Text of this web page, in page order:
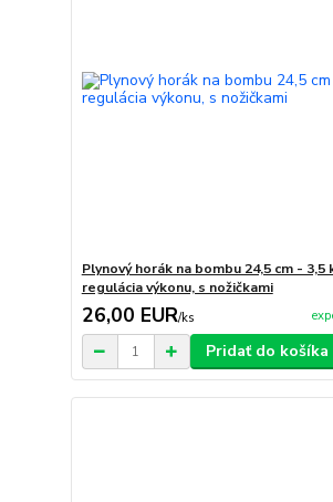
Plynový horák na bombu 24,5 cm - 3,5
regulácia výkonu, s nožičkami
26,00 EUR/ks
Pridať do košíka